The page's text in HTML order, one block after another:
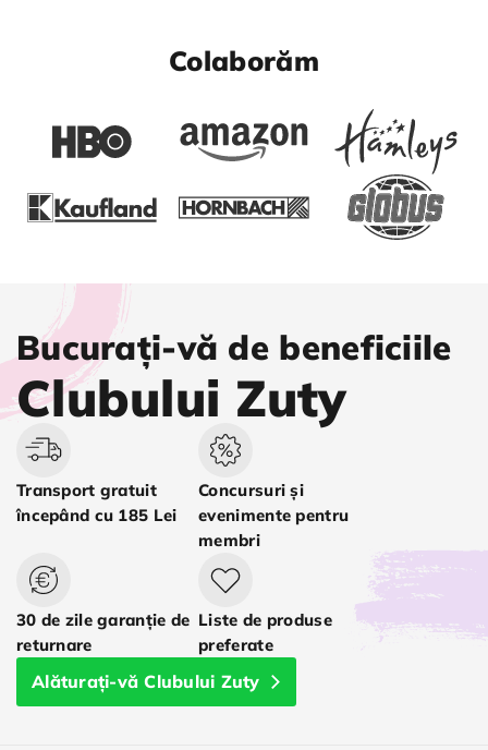
Colaborăm
Bucurați-vă de beneficiile
Clubului Zuty
Transport gratuit
începând cu 185 Lei
Concursuri și
evenimente pentru
membri
30 de zile garanție de
returnare
Liste de produse
preferate
Alăturați-vă Clubului Zuty